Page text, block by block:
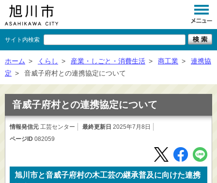
サイト内検索
くらし
観光
事業者向け
×閉じる
ホーム > くらし > 産業・しごと・消費生活 > 商工業 >
連携協
定 > 音威子府村との連携協定について
音威子府村との連携協定について
情報発信元 工芸センター 最終更新日 2025年7月8日
ページID 082059
旭川市と音威子府村の木工芸の継承普及に向けた連携